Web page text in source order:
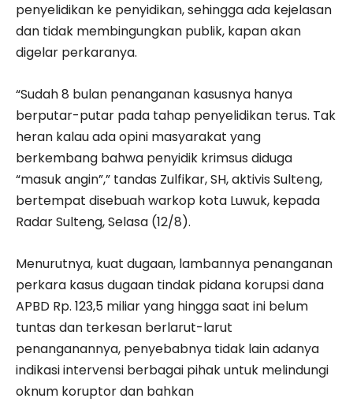
penyelidikan ke penyidikan, sehingga ada kejelasan
dan tidak membingungkan publik, kapan akan
digelar perkaranya.
“Sudah 8 bulan penanganan kasusnya hanya
berputar-putar pada tahap penyelidikan terus. Tak
heran kalau ada opini masyarakat yang
berkembang bahwa penyidik krimsus diduga
“masuk angin”,” tandas Zulfikar, SH, aktivis Sulteng,
bertempat disebuah warkop kota Luwuk, kepada
Radar Sulteng, Selasa (12/8).
Menurutnya, kuat dugaan, lambannya penanganan
perkara kasus dugaan tindak pidana korupsi dana
APBD Rp. 123,5 miliar yang hingga saat ini belum
tuntas dan terkesan berlarut-larut
penanganannya, penyebabnya tidak lain adanya
indikasi intervensi berbagai pihak untuk melindungi
oknum koruptor dan bahkan